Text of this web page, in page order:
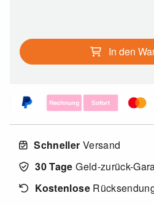
In den
Schneller Versand
30 Tage Geld-zurück-
Kostenlose